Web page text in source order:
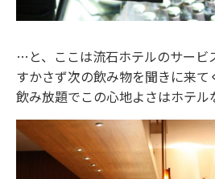
…と、ここは流石ホテルのサービ
すかさず次の飲み物を聞きに来て
飲み放題でこの心地よさはホテル